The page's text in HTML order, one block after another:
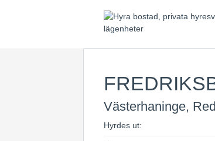
Västerhaninge,
Hyrdes ut: